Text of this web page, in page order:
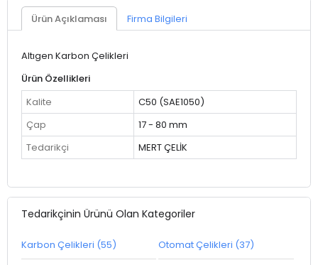
Ürün Açıklaması Firma Bilgileri
Altıgen Karbon Çelikleri
Ürün Özellikleri
Kalite
C50 (SAE1050)
Çap
17 - 80 mm
Tedarikçi
MERT ÇELİK
Tedarikçinin Ürünü Olan Kategoriler
Karbon Çelikleri (55) Otomat Çelikleri (37)